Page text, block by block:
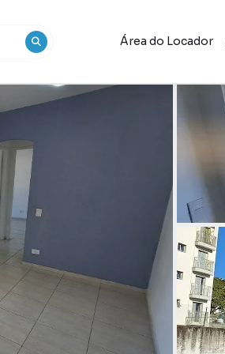
Área do Locador